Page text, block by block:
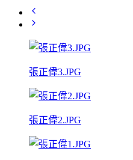
張正偉3.JPG
張正偉2.JPG